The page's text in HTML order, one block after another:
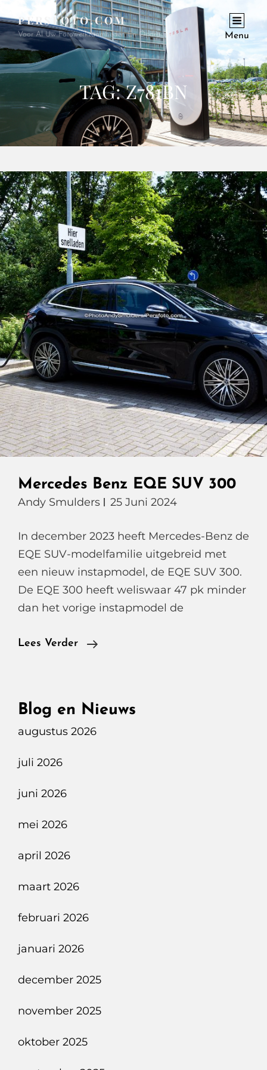
PERSFOTO.COM
Voor Al Uw Fotowerkzaamheden En Opdrachten Menu
TAG:Z781BN
Mercedes Benz EQE SUV 300
Andy Smulders 25 Juni 2024
In december 2023 heeft Mercedes-Benz de
EQE SUV-modelfamilie uitgebreid met
een nieuw instapmodel, de EQE SUV 300.
De EQE 300 heeft weliswaar 47 pk minder
dan het vorige instapmodel de
Lees Verder
Mercedes
300
Blog en Nieuws
augustus 2026
juli 2026
juni 2026
mei 2026
april 2026
maart 2026
februari 2026
januari 2026
december 2025
november 2025
oktober 2025